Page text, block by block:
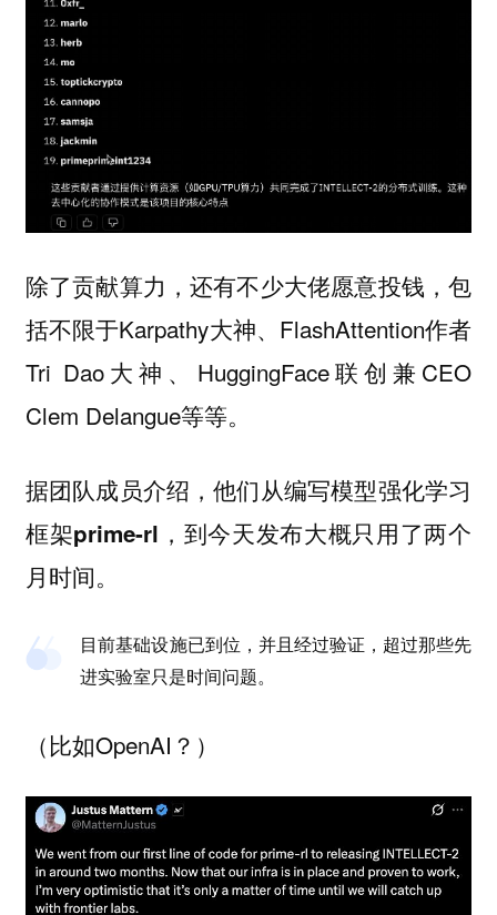
除了贡献算力，还有不少大佬愿意投钱，包
括不限于Karpathy大神、FlashAttention作者
Tri Dao大神、HuggingFace联创兼CEO
Clem Delangue等等。
据团队成员介绍，他们从编写模型强化学习
框架prime-rl ，到今天发布大概只用了两个
月时间。
目前基础设施已到位，并且经过验证，超过那些先
进实验室只是时间问题。
（比如OpenAI？）